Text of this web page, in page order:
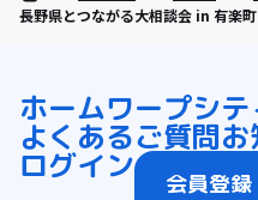
長野県とつながる大相談会 in 有楽町
ホームワープシ
よくあるご質問
ログイン 会員登録